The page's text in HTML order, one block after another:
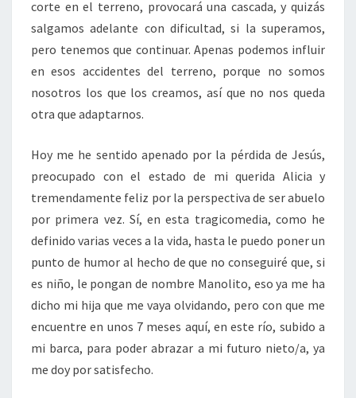
corte en el terreno, provocará una cascada, y quizás
salgamos adelante con dificultad, si la superamos,
pero tenemos que continuar. Apenas podemos influir
en esos accidentes del terreno, porque no somos
nosotros los que los creamos, así que no nos queda
otra que adaptarnos.
Hoy me he sentido apenado por la pérdida de Jesús,
preocupado con el estado de mi querida Alicia y
tremendamente feliz por la perspectiva de ser abuelo
por primera vez. Sí, en esta tragicomedia, como he
definido varias veces a la vida, hasta le puedo poner un
punto de humor al hecho de que no conseguiré que, si
es niño, le pongan de nombre Manolito, eso ya me ha
dicho mi hija que me vaya olvidando, pero con que me
encuentre en unos 7 meses aquí, en este río, subido a
mi barca, para poder abrazar a mi futuro nieto/a, ya
me doy por satisfecho.